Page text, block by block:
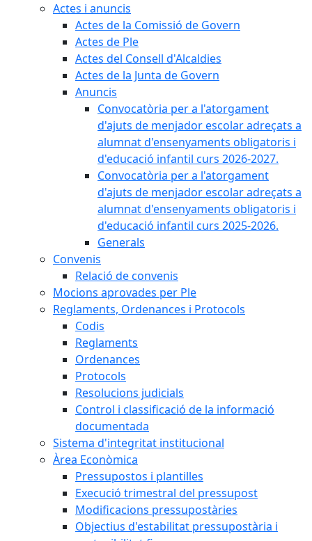
Actes i anuncis
Actes de la Comissió de Govern
Actes de Ple
Actes del Consell d'Alcaldies
Actes de la Junta de Govern
Anuncis
Convocatòria per a l'atorgament
d'ajuts de menjador escolar adreçats a
alumnat d'ensenyaments obligatoris i
d'educació infantil curs 2026-2027.
Convocatòria per a l'atorgament
d'ajuts de menjador escolar adreçats a
alumnat d'ensenyaments obligatoris i
d'educació infantil curs 2025-2026.
Generals
Convenis
Relació de convenis
Mocions aprovades per Ple
Reglaments, Ordenances i Protocols
Codis
Reglaments
Ordenances
Protocols
Resolucions judicials
Control i classificació de la informació
documentada
Sistema d'integritat institucional
Àrea Econòmica
Pressupostos i plantilles
Execució trimestral del pressupost
Modificacions pressupostàries
Objectius d'estabilitat pressupostària i